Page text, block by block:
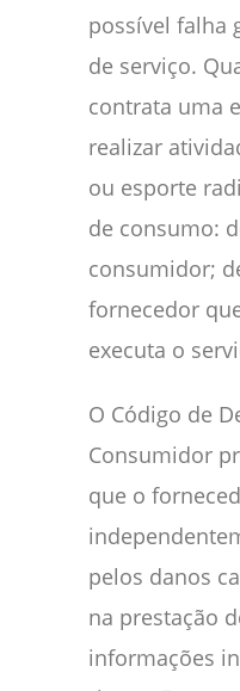
possível falha
de serviço.
contrata uma
realizar
ou esporte
de consumo:
consumidor;
fornecedor
executa o
O Código de
Consumidor
que o
pelos danos
na prestação
informações